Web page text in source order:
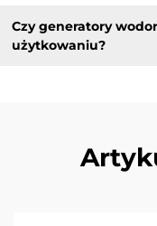
Czy generatory
użytkowaniu?